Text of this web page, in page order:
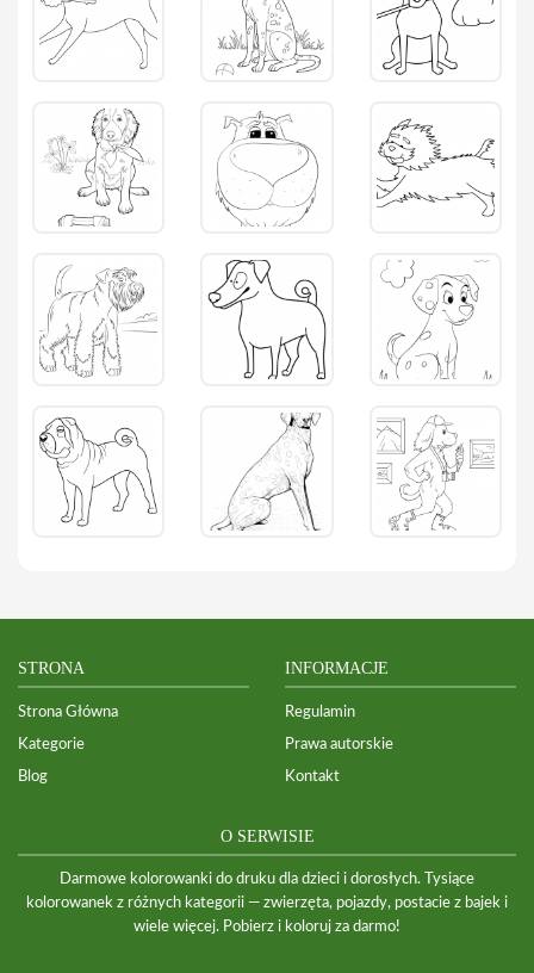
STRONA
Strona Główna
Kategorie
Blog
INFORMACJE
Regulamin
Prawa autorskie
Kontakt
O SERWISIE
Darmowe kolorowanki do druku dla dzieci i dorosłych. Tysiące
kolorowanek z różnych kategorii — zwierzęta, pojazdy, postacie z bajek i
wiele więcej. Pobierz i koloruj za darmo!